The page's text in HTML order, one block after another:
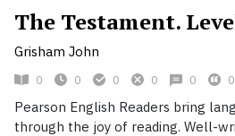
The Testament.
Grisham John
0 0 0 0 0 0
Pearson English Readers bring
through the joy of reading. Well-